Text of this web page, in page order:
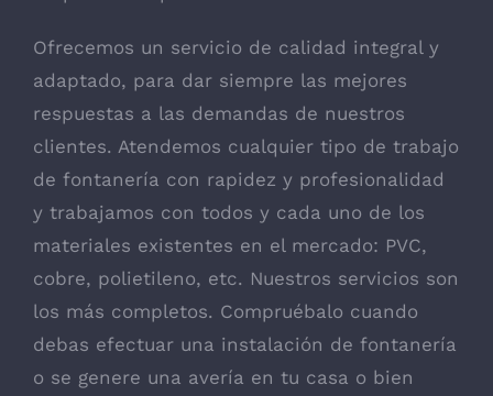
Ofrecemos un servicio de calidad integral y
adaptado, para dar siempre las mejores
respuestas a las demandas de nuestros
clientes. Atendemos cualquier tipo de trabajo
de fontanería con rapidez y profesionalidad
y trabajamos con todos y cada uno de los
materiales existentes en el mercado: PVC,
cobre, polietileno, etc. Nuestros servicios son
los más completos. Compruébalo cuando
debas efectuar una instalación de fontanería
o se genere una avería en tu casa o bien